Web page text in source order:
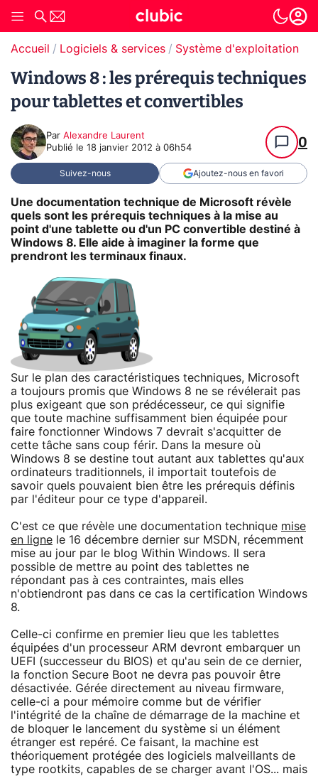
Accueil Logiciels & services Système d'exploitation
Windows 8 : les prérequis techniques
pour tablettes et convertibles
Par Alexandre Laurent
Publié le 18 janvier 2012 à 06h54 0
Suivez-nous Ajoutez-nous en favori
Une documentation technique de Microsoft révèle
quels sont les prérequis techniques à la mise au
point d'une tablette ou d'un PC convertible destiné à
Windows 8. Elle aide à imaginer la forme que
prendront les terminaux finaux.
Sur le plan des caractéristiques techniques, Microsoft
a toujours promis que Windows 8 ne se révélerait pas
plus exigeant que son prédécesseur, ce qui signifie
que toute machine suffisamment bien équipée pour
faire fonctionner Windows 7 devrait s'acquitter de
cette tâche sans coup férir. Dans la mesure où
Windows 8 se destine tout autant aux tablettes qu'aux
ordinateurs traditionnels, il importait toutefois de
savoir quels pouvaient bien être les prérequis définis
par l'éditeur pour ce type d'appareil.
C'est ce que révèle une documentation technique mise
en ligne le 16 décembre dernier sur MSDN, récemment
mise au jour par le blog Within Windows. Il sera
possible de mettre au point des tablettes ne
répondant pas à ces contraintes, mais elles
n'obtiendront pas dans ce cas la certification Windows
8.
Celle-ci confirme en premier lieu que les tablettes
équipées d'un processeur ARM devront embarquer un
UEFI (successeur du BIOS) et qu'au sein de ce dernier,
la fonction Secure Boot ne devra pas pouvoir être
désactivée. Gérée directement au niveau firmware,
celle-ci a pour mémoire comme but de vérifier
l'intégrité de la chaîne de démarrage de la machine et
de bloquer le lancement du système si un élément
étranger est repéré. Ce faisant, la machine est
théoriquement protégée des logiciels malveillants de
type rootkits, capables de se charger avant l'OS... mais